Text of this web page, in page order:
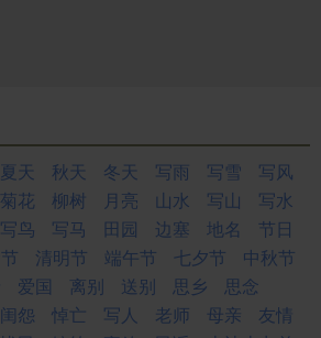
夏天 秋天 冬天 写雨 写雪
写风
菊花 柳树 月亮 山水 写山
写水
写鸟 写马 田园 边塞 地名
节日
清明节 端午节 七夕节
中秋节
爱国 离别 送别 思乡
思念
闺怨 悼亡 写人 老师 母亲
友情